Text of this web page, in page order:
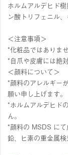
ホルムアルデヒド
ン酸トリフェニル、
＜注意事項＞
*化粧品ではありませ
*自爪や皮膚には絶
＜顔料について＞
*顔料のアレルギー
願い申し上げます。
*ホルムアルデヒド
ん。
*顔料の MSDS にて
鉛、ヒ素の重金属検